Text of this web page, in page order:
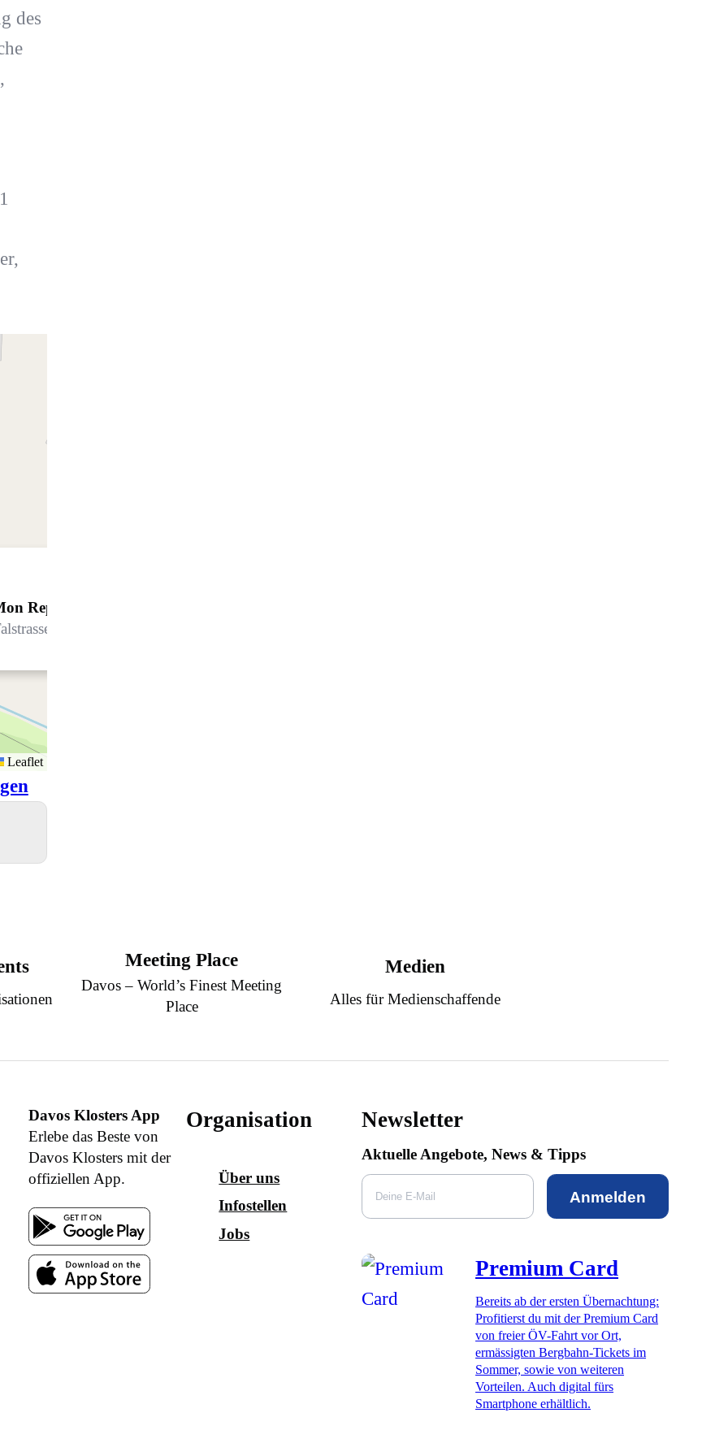
des
Repos (BO)
57C, 7260 Davos Dorf
Leaflet
Meeting Place
Davos – World’s Finest Meeting
Place
Medien
Alles für Medienschaffende
Davos Klosters App
Erlebe das Beste von
Davos Klosters mit der
offiziellen App.
Organisation
Über uns
Infostellen
Jobs
Newsletter
Aktuelle Angebote, News & Tipps
Anmelden
Premium Card
Bereits ab der ersten Übernachtung:
Profitierst du mit der Premium Card
von freier ÖV-Fahrt vor Ort,
ermässigten Bergbahn-Tickets im
Sommer, sowie von weiteren
Vorteilen. Auch digital fürs
Smartphone erhältlich.